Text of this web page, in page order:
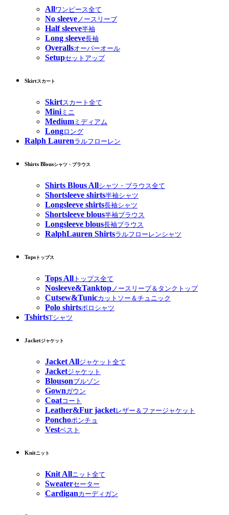
Allワンピース全て
No sleeveノースリーブ
Half sleeve半袖
Long sleeve長袖
Overallsオーバーオール
Setupセットアップ
Skirtスカート
Skirtスカート全て
Miniミニ
Medium ミディアム
Longロング
Ralph Laurenラルフローレン
Shirts Blousシャツ・ブラウス
Shirts Blous Allシャツ・ブラウス全て
Shortsleeve shirts半袖シャツ
Longsleeve shirts長袖シャツ
Shortsleeve blous半袖ブラウス
Longsleeve blous長袖ブラウス
RalphLauren Shirtsラルフローレンシャツ
Tops トップス
Tops All トップス全て
Nosleeve&Tanktop ノースリーブ＆タンクトップ
Cutsew&Tunicカットソー＆チュニック
Polo shirtsポロシャツ
TshirtsTシャツ
Jacketジャケット
Jacket Allジャケット全て
Jacketジャケット
Blousonブルゾン
Gownガウン
Coatコート
Leather&Fur jacketレザー＆ファージャケット
Ponchoポンチョ
Vestベスト
Knitニット
Knit Allニット全て
Sweaterセーター
Cardiganカーディガン